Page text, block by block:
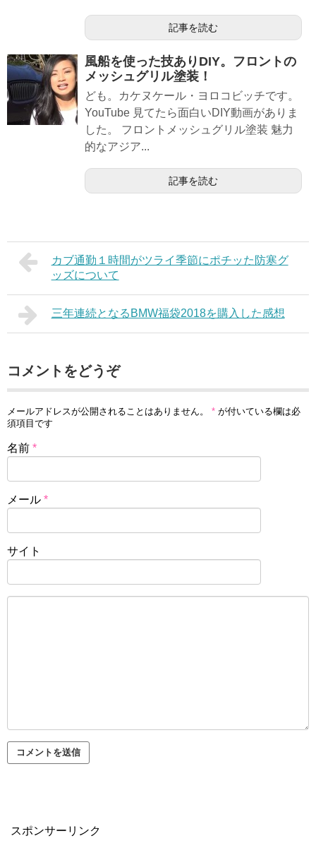
記事を読む
風船を使った技ありDIY。フロントの
メッシュグリル塗装！
ども。カケヌケール・ヨロコビッチです。
YouTube 見てたら面白いDIY動画がありま
した。 フロントメッシュグリル塗装 魅力
的なアジア...
記事を読む
カブ通勤１時間がツライ季節にポチッた防寒グ
ッズについて
三年連続となるBMW福袋2018を購入した感想
コメントをどうぞ
メールアドレスが公開されることはありません。 * が付いている欄は必
須項目です
名前 *
メール *
サイト
スポンサーリンク